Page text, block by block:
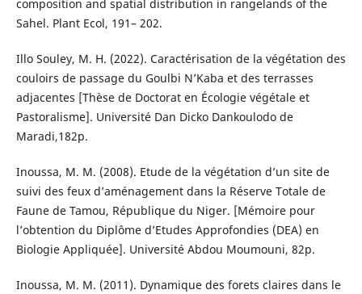
composition and spatial distribution in rangelands of the
Sahel. Plant Ecol, 191– 202.
Illo Souley, M. H. (2022). Caractérisation de la végétation des
couloirs de passage du Goulbi N’Kaba et des terrasses
adjacentes [Thèse de Doctorat en Écologie végétale et
Pastoralisme]. Université Dan Dicko Dankoulodo de
Maradi,182p.
Inoussa, M. M. (2008). Etude de la végétation d’un site de
suivi des feux d’aménagement dans la Réserve Totale de
Faune de Tamou, République du Niger. [Mémoire pour
l’obtention du Diplôme d’Etudes Approfondies (DEA) en
Biologie Appliquée]. Université Abdou Moumouni, 82p.
Inoussa, M. M. (2011). Dynamique des forets claires dans le